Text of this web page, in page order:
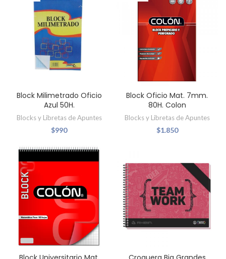
Block Milimetrado Oficio
Azul 50H.
Blocks y Libretas de Apuntes
$990
Block Oficio Mat. 7mm.
80H. Colon
Blocks y Libretas de Apuntes
$1.850